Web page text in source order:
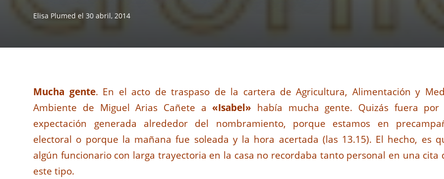
Elisa Plumedel 30 abril, 2014
Mucha gente. En el acto de traspaso de la cartera de Agricultura, Alimentación y
Ambiente de Miguel Arias Cañete a«Isabel» había mucha gente. Quizás fuera por
expectación generada alrededor del nombramiento, porque estamos en
electoral o porque la mañana fue soleada y la hora acertada (las 13.15). El hecho, es
algún funcionario con larga trayectoria en la casa no recordaba tanto personal en una cita
este tipo.